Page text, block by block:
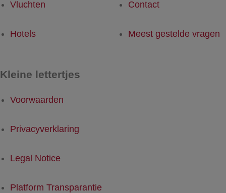
Vluchten
Hotels
Contact
Meest gestelde vragen
Kleine lettertjes
Voorwaarden
Privacyverklaring
Legal Notice
Platform Transparantie